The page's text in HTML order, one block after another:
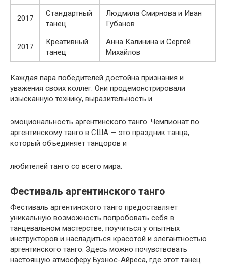
2017
Стандартный
танец
Людмила Смирнова и Иван
Губанов
2017
Креативный
танец
Анна Калинина и Сергей
Михайлов
Каждая пара победителей достойна признания и
уважения своих коллег. Они продемонстрировали
изысканную технику, выразительность и
эмоциональность аргентинского танго. Чемпионат по
аргентинскому танго в США — это праздник танца,
который объединяет танцоров и
любителей танго со всего мира.
Фестиваль аргентинского танго
Фестиваль аргентинского танго предоставляет
уникальную возможность попробовать себя в
танцевальном мастерстве, поучиться у опытных
инструкторов и насладиться красотой и элегантностью
аргентинского танго. Здесь можно почувствовать
настоящую атмосферу Буэнос-Айреса, где этот танец